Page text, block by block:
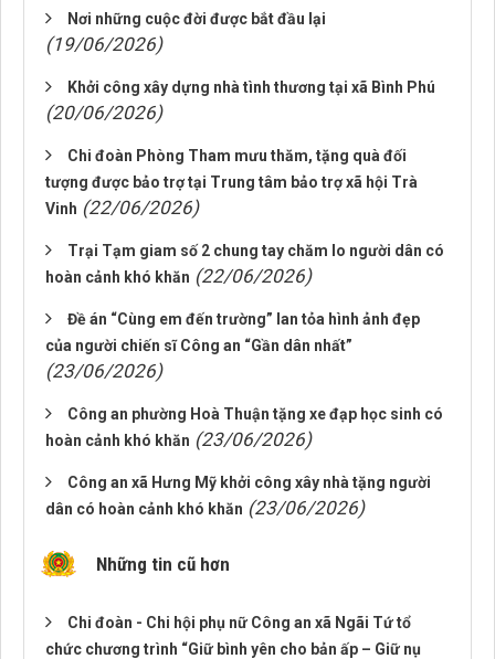
Nơi những cuộc đời được bắt đầu lại
(19/06/2026)
Khởi công xây dựng nhà tình thương tại xã Bình Phú
(20/06/2026)
Chi đoàn Phòng Tham mưu thăm, tặng quà đối
tượng được bảo trợ tại Trung tâm bảo trợ xã hội Trà
Vinh (22/06/2026)
Trại Tạm giam số 2 chung tay chăm lo người dân có
hoàn cảnh khó khăn (22/06/2026)
Đề án “Cùng em đến trường” lan tỏa hình ảnh đẹp
của người chiến sĩ Công an “Gần dân nhất”
(23/06/2026)
Công an phường Hoà Thuận tặng xe đạp học sinh có
hoàn cảnh khó khăn (23/06/2026)
Công an xã Hưng Mỹ khởi công xây nhà tặng người
dân có hoàn cảnh khó khăn (23/06/2026)
Những tin cũ hơn
Chi đoàn - Chi hội phụ nữ Công an xã Ngãi Tứ tổ
chức chương trình “Giữ bình yên cho bản ấp – Giữ nụ